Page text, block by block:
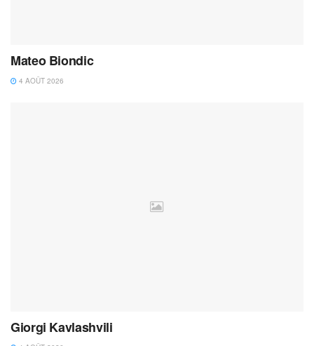
Mateo Biondic
4 AOÛT 2026
Giorgi Kavlashvili